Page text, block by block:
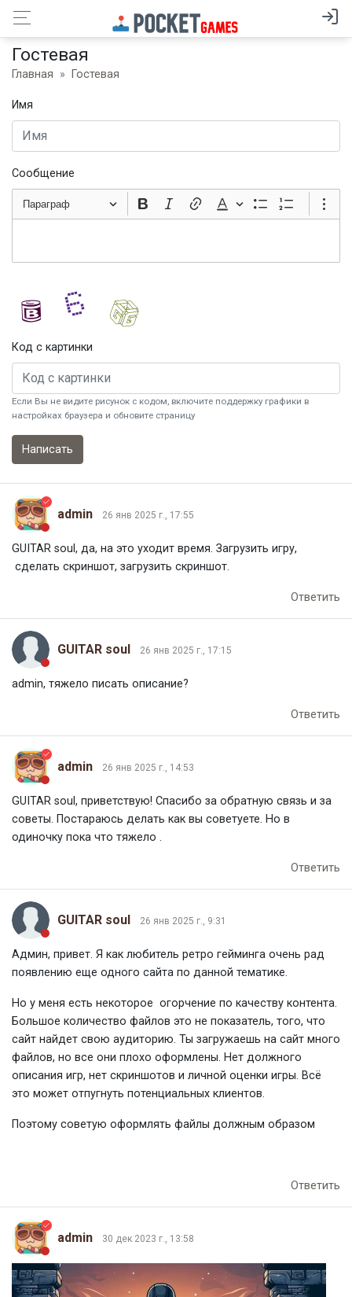
Гостевая
Главная Гостевая
Имя
Сообщение
Параграф
Код с картинки
Если Вы не видите рисунок с кодом, включите поддержку графики в
настройках браузера и обновите страницу
admin 26 янв 2025 г., 17:55
GUITAR soul, да, на это уходит время. Загрузить игру,
сделать скриншот, загрузить скриншот.
Ответить
GUITAR soul 26 янв 2025 г., 17:15
admin, тяжело писать описание?
Ответить
admin 26 янв 2025 г., 14:53
GUITAR soul, приветствую! Спасибо за обратную связь и за
советы. Постараюсь делать как вы советуете. Но в
одиночку пока что тяжело .
Ответить
GUITAR soul 26 янв 2025 г., 9:31
Админ, привет. Я как любитель ретро гейминга очень рад
появлению еще одного сайта по данной тематике.
Но у меня есть некоторое огорчение по качеству контента.
Большое количество файлов это не показатель, того, что
сайт найдет свою аудиторию. Ты загружаешь на сайт много
файлов, но все они плохо оформлены. Нет должного
описания игр, нет скриншотов и личной оценки игры. Всё
это может отпугнуть потенциальных клиентов.
Поэтому советую оформлять файлы должным образом
Ответить
admin 30 дек 2023 г., 13:58